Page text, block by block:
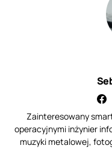
Zainteresowany
operacyjnymi inżynier
muzyki metalowej,